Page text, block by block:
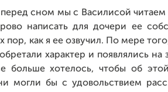
сном мы с Василисой читаем
написать для дочери ее
пор, как я ее озвучил. По мере
характер и появлялись
больше хотелось, чтобы об
могли бы с удовольствием